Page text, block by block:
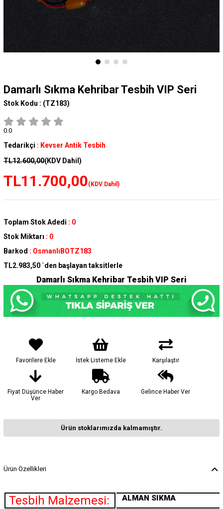
Damarlı Sıkma Kehribar Tesbih VIP Seri
Stok Kodu : (TZ183)
0.0
Tedarikçi : Kevser Antik Tesbih
TL12.600,00(KDV Dahil)
TL11.700,00(KDV Dahil)
Toplam Stok Adedi : 0
Stok Miktarı : 0
Barkod : OsmanlıBOTZ183
TL2.983,50 `den başlayan taksitlerle
Damarlı Sıkma Kehribar Tesbih VIP Seri
Favorilere Ekle İstek Listeme Ekle Karşılaştır
Fiyat Düşünce Haber
Ver
Kargo Bedava Gelince Haber Ver
Ürün stoklarımızda kalmamıştır.
Ürün Özellikleri
Tesbih Malzemesi: ALMAN SIKMA